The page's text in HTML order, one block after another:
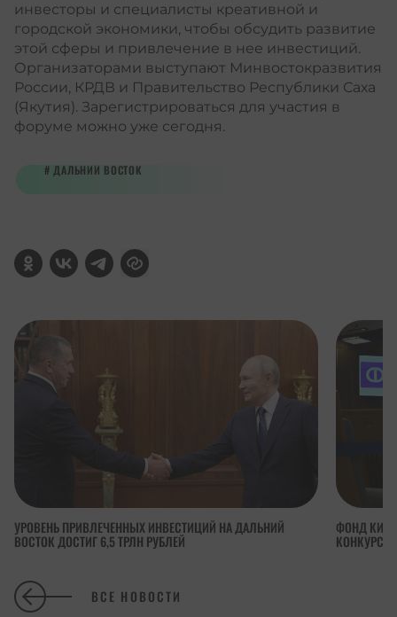
инвесторы и специалисты креативной и
городской экономики, чтобы обсудить развитие
этой сферы и привлечение в нее инвестиций.
Организаторами выступают Минвостокразвития
России, КРДВ и Правительство Республики Саха
(Якутия). Зарегистрироваться для участия в
форуме можно уже сегодня.
ДАЛЬНИЙ ВОСТОК
УРОВЕНЬ ПРИВЛЕЧЕННЫХ ИНВЕСТИЦИЙ НА ДАЛЬНИЙ
ВОСТОК ДОСТИГ 6,5 ТРЛН РУБЛЕЙ
ФОНД
ВСЕ НОВОСТИ